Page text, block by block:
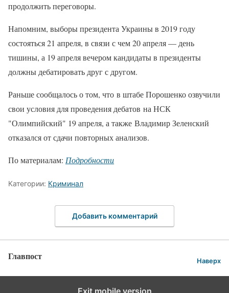
продолжить переговоры.
Напомним, выборы президента Украины в 2019 году
состояться 21 апреля, в связи с чем 20 апреля — день
тишины, а 19 апреля вечером кандидаты в президенты
должны дебатировать друг с другом.
Раньше сообщалось о том, что в штабе Порошенко озвучили
свои условия для проведения дебатов на НСК
"Олимпийский" 19 апреля, а также Владимир Зеленский
отказался от сдачи повторных анализов.
По материалам: Подробности
Категории: Криминал
Добавить комментарий
Главпост Наверх
Exit mobile version